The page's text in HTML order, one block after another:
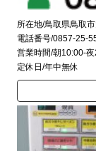
所在地/鳥取県鳥取
電話番号/0857-25-
営業時間/朝10:00-
定休日/年中無休